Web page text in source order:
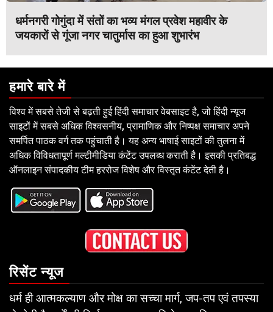
धर्मनगरी गोगुंदा में संतों का भव्य मंगल प्रवेश महावीर के
जयकारों से गूंजा नगर चातुर्मास का हुआ शुभारंभ
हमारे बारे में
विश्व में सबसे तेजी से बढ़ती हुई हिंदी समाचार वेबसाइट है, जो हिंदी न्यूज
साइटों में सबसे अधिक विश्वसनीय, प्रामाणिक और निष्पक्ष समाचार अपने
समर्पित पाठक वर्ग तक पहुंचाती है। यह अन्य भाषाई साइटों की तुलना में
अधिक विविधतापूर्ण मल्टीमीडिया कंटेंट उपलब्ध कराती है। इसकी प्रतिबद्ध
ऑनलाइन संपादकीय टीम हररोज विशेष और विस्तृत कंटेंट देती है।
रिसेंट न्यूज
धर्म ही आत्मकल्याण और मोक्ष का सच्चा मार्ग, जप-तप एवं तपस्या